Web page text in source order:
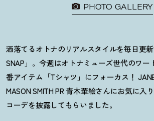
PHOTO GALLERY
洒落てるオトナのリアルスタイルを毎日更新
SNAP」。今週はオトナミューズ世代のワー
番アイテム「Tシャツ」にフォーカス ！
MASON SMITH PR 青木華絵さんにお気に入
コーデを披露してもらいました。